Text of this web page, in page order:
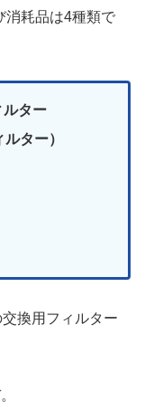
消耗品は4種類で
ルター
ター）
換用フィルター